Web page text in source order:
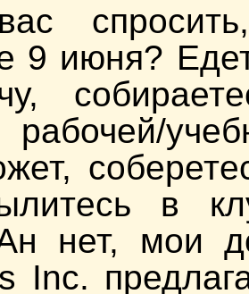
9 июня?
в
нет, мои
Inc.